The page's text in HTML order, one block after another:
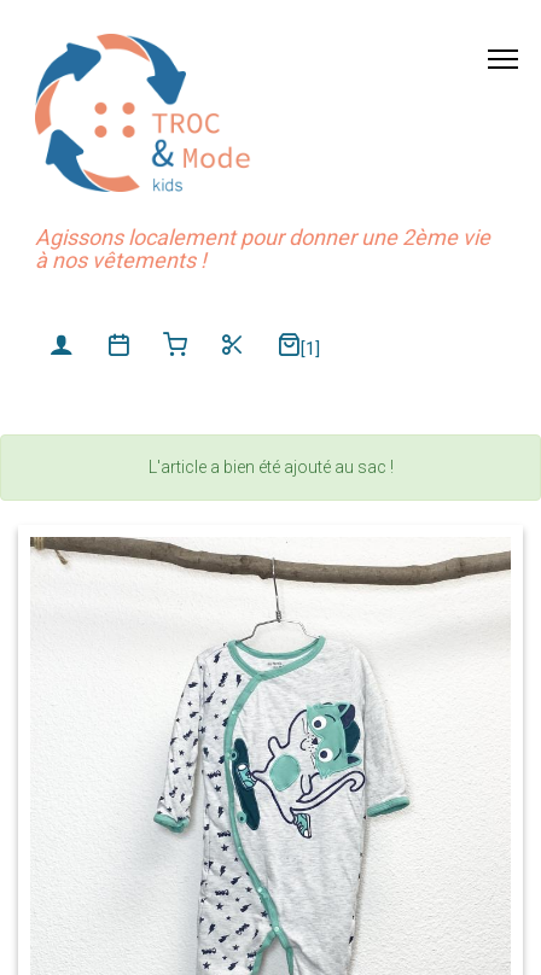
Agissons localement pour donner une 2ème vie
à nos vêtements !
[1]
L'article a bien été ajouté au sac !